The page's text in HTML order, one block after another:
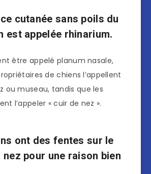
cutanée sans poils du
est appelée rhinarium.
être appelé planum nasale,
de chiens l’appellent
ou museau, tandis que les
l’appeler « cuir de nez ».
ont des fentes sur le
pour une raison bien